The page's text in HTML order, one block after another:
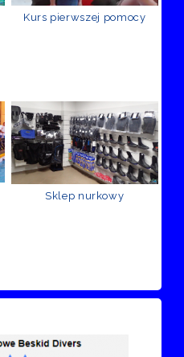
Kurs pierwszej pomocy
Sklep nurkowy